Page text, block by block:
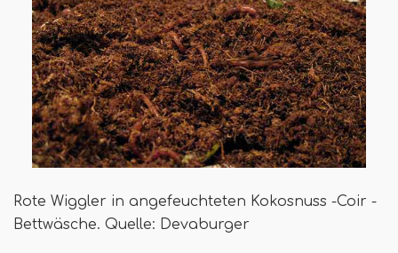
Rote Wiggler in angefeuchteten Kokosnuss -Coir -
Bettwäsche. Quelle: Devaburger